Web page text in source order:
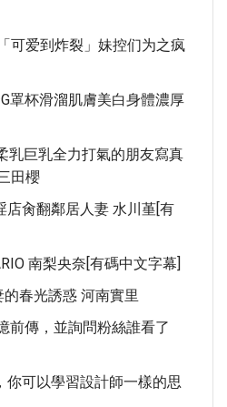
可爱到炸裂」妹控们为之疯
罩杯滑溜肌膚美白身體濃厚
乳巨乳全力打氣的朋友寫真
田櫻
店肏翻鄰居人妻 水川堇[有
南梨央奈[有碼中文字幕]
的春光誘惑 河南實里
前傳，並詢問粉絲誰看了
你可以學習設計師一樣的思